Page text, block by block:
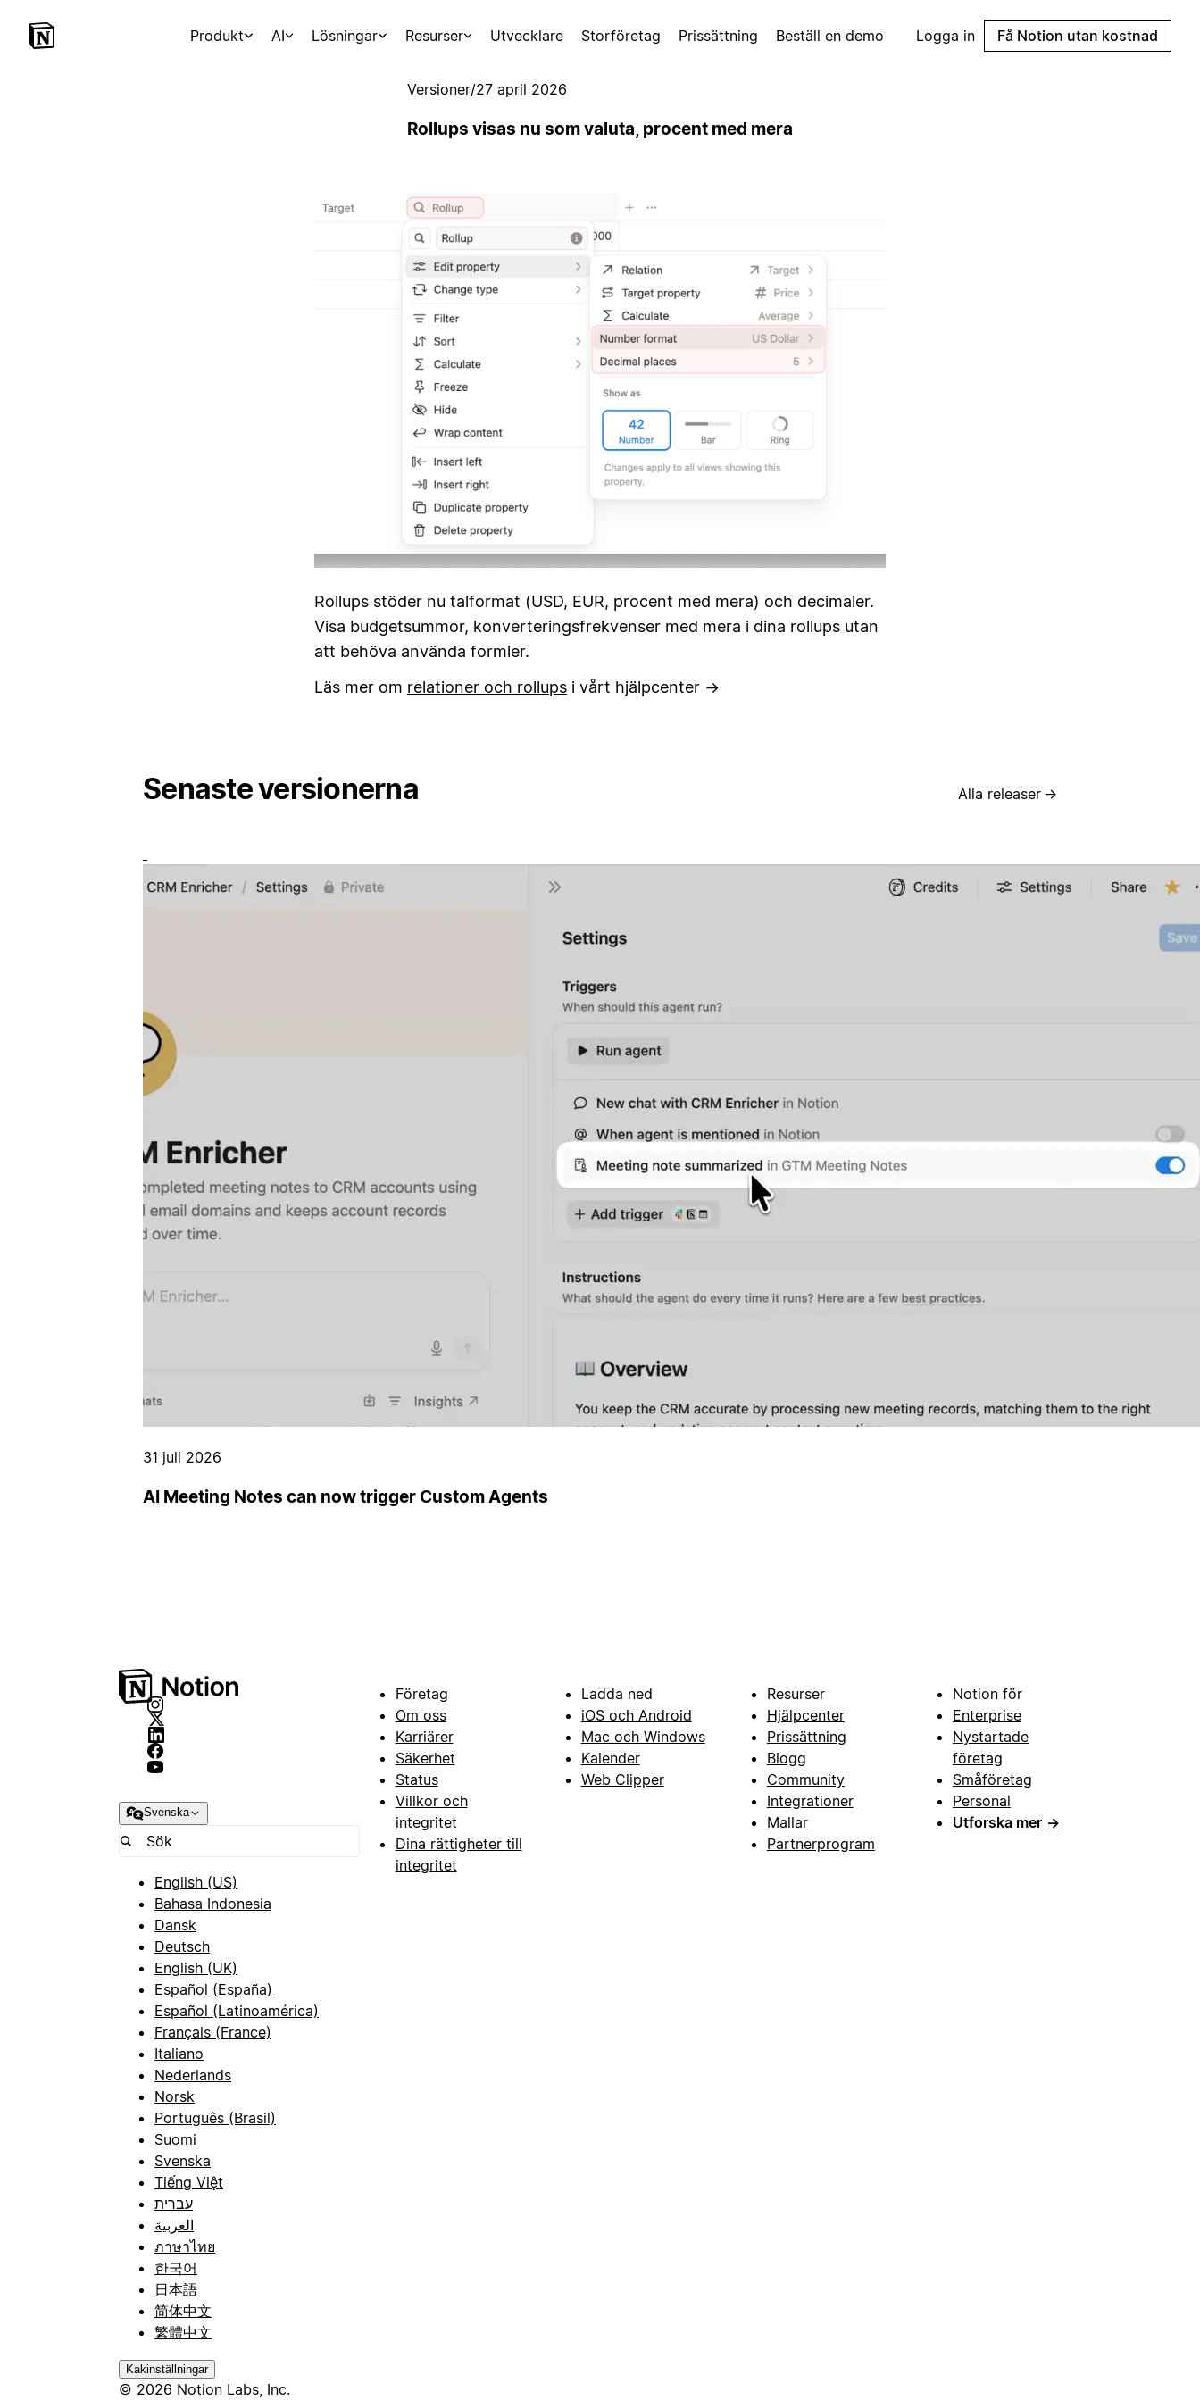
Produkt AI Lösningar Resurser Utvecklare Storföretag Prissättning Beställ en demo Logga in Få Notion utan kostnad
Versioner/27 april 2026
Rollups visas nu som valuta, procent med mera
Rollups stöder nu talformat (USD, EUR, procent med mera) och decimaler.
Visa budgetsummor, konverteringsfrekvenser med mera i dina rollups utan
att behöva använda formler.
Läs mer om relationer och rollups i vårt hjälpcenter →
Senaste versionerna Alla releaser →
31 juli 2026
AI Meeting Notes can now trigger Custom Agents
Svenska
English (US)
Bahasa Indonesia
Dansk
Deutsch
English (UK)
Español (España)
Español (Latinoamérica)
Français (France)
Italiano
Nederlands
Norsk
Português (Brasil)
Suomi
Svenska
Tiếng Việt
עברית
العربية
ภาษาไทย
한국어
日本語
简体中文
繁體中文
Kakinställningar
© 2026 Notion Labs, Inc.
Företag
Om oss
Karriärer
Säkerhet
Status
Villkor och
integritet
Dina rättigheter till
integritet
Ladda ned
iOS och Android
Mac och Windows
Kalender
Web Clipper
Resurser
Hjälpcenter
Prissättning
Blogg
Community
Integrationer
Mallar
Partnerprogram
Notion för
Enterprise
Nystartade
företag
Småföretag
Personal
Utforska mer →